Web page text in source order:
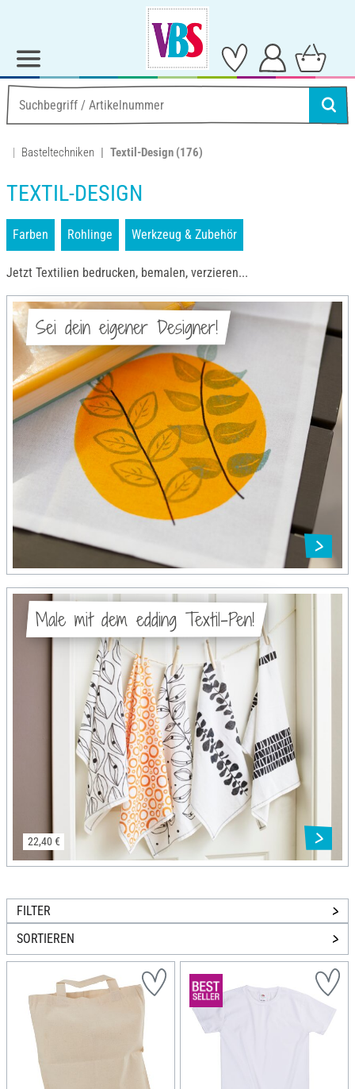
Basteltechniken Textil-Design (176)
TEXTIL-DESIGN
Farben Rohlinge Werkzeug & Zubehör
Jetzt Textilien bedrucken, bemalen, verzieren...
Sei dein eigener Designer!
22,40 €
Male mit dem edding Textil-Pen!
FILTER
SORTIEREN